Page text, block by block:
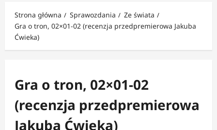
Strona główna Sprawozdania
Ze świata
Gra o tron, 02×01-02 (recenzja przedpremierowa Jakuba
Ćwieka)
Gra o tron, 02×01-02
(recenzja przedpremierowa
Jakuba Ćwieka)